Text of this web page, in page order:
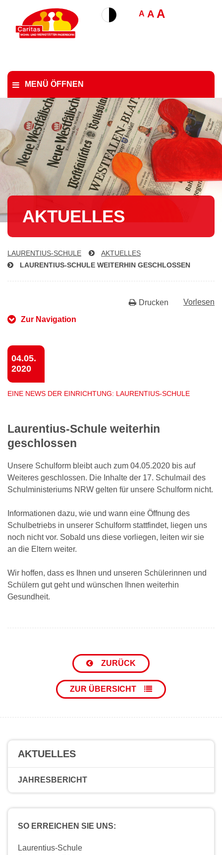
A A A
MENÜ ÖFFNEN
AKTUELLES
LAU­REN­TI­US-SCHU­LE
AKTUELLES
LAU­REN­TI­US-SCHU­LE WEITERHIN GESCHLOSSEN
Vorlesen
Drucken
Zur Navigation
04.05.
2020
EINE NEWS DER EINRICHTUNG: LAURENTIUS-SCHULE
Laurentius-Schule weiterhin
geschlossen
Unsere Schulform bleibt auch zum 04.05.2020 bis auf
Weiteres geschlossen. Die Inhalte der 17. Schulmail des
Schulministeriums NRW gelten für unsere Schulform nicht.
Informationen dazu, wie und wann eine Öffnung des
Schulbetriebs in unserer Schulform stattfindet, liegen uns
noch nicht vor. Sobald uns diese vorliegen, leiten wir sie
an die Eltern weiter.
Wir hoffen, dass es Ihnen und unseren Schülerinnen und
Schülern gut geht und wünschen Ihnen weiterhin
Gesundheit.
ZURÜCK
ZUR ÜBERSICHT
AKTUELLES
JAHRESBERICHT
SO ERREICHEN SIE UNS:
Laurentius-Schule